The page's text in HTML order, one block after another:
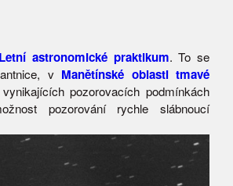
Letní astronomické praktikum. To se
v Manětínské oblasti tmavé
pozorovacích podmínkách
pozorování rychle slábnoucí